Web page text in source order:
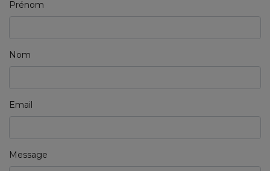
Prénom
Nom
Email
Message